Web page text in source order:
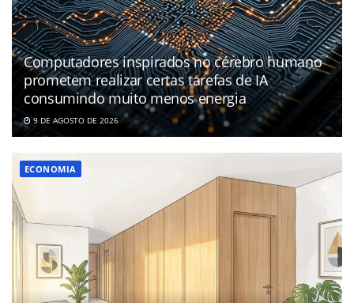
Computadores inspirados no cérebro humano
prometem realizar certas tarefas de IA
consumindo muito menos energia
9 DE AGOSTO DE 2026
ECONOMIA